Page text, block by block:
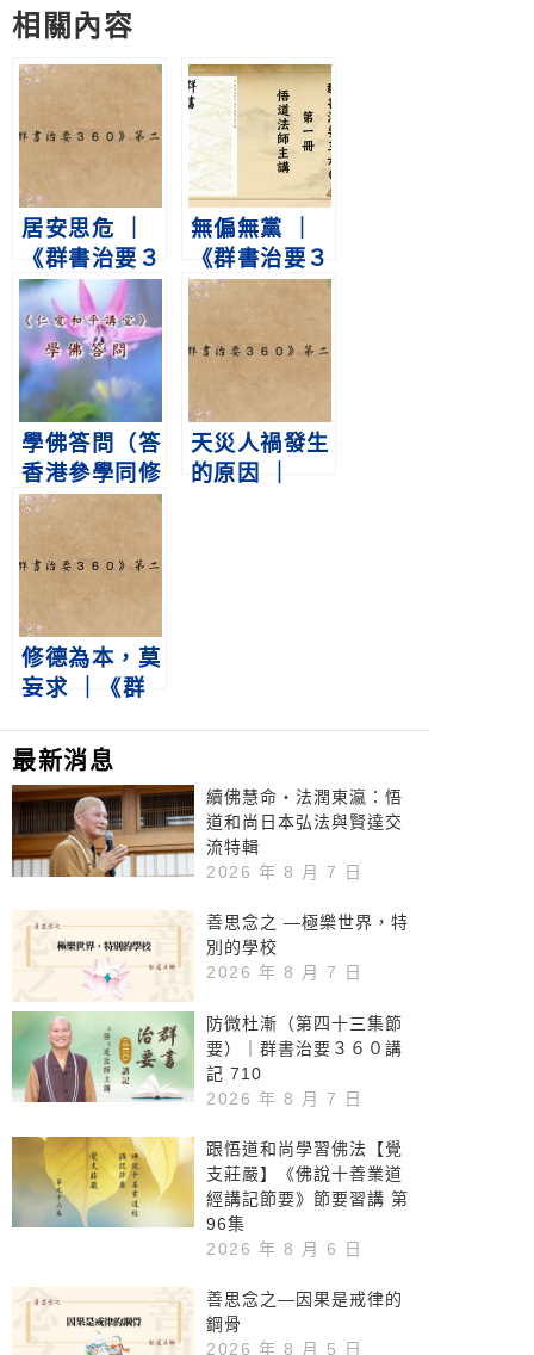
相關內容
居安思危 ｜
《群書治要３
６０》第二冊
第335集
無偏無黨 ｜
《群書治要３
６０》第一冊
第345集
學佛答問（答
香港參學同修
之八十四）
淨空老法師
天災人禍發生
的原因 ｜
修德為本，莫
妄求 ｜《群
０》第二冊
第1集
最新消息
續佛慧命‧法潤東瀛：悟
道和尚日本弘法與賢達交
流特輯
2026 年 8 月 7 日
善思念之 —極樂世界，特
別的學校
2026 年 8 月 7 日
防微杜漸（第四十三集節
要）｜群書治要３６０講
記 710
2026 年 8 月 7 日
跟悟道和尚學習佛法【覺
支莊嚴】《佛說十善業道
經講記節要》節要習講 第
96集
2026 年 8 月 6 日
善思念之—因果是戒律的
鋼骨
2026 年 8 月 5 日